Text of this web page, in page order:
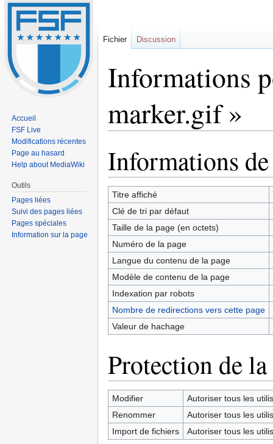
Informations
marker.gif »
la
navigation
la
recherche
Informations de
Titre affiché
Clé de tri par défaut
Taille de la page (en octets)
Numéro de la page
Langue du contenu de la page
Modèle de contenu de la page
Indexation par robots
Nombre de redirections vers cette page
Valeur de hachage
Protection de la
Modifier
Autoriser tous les
Renommer
Autoriser tous les
Import de fichiers
Autoriser tous les
Fichier Discussion
Accueil
FSF Live
Modifications récentes
Page au hasard
Help about MediaWiki
Outils
Pages liées
Suivi des pages liées
Pages spéciales
Information sur la page